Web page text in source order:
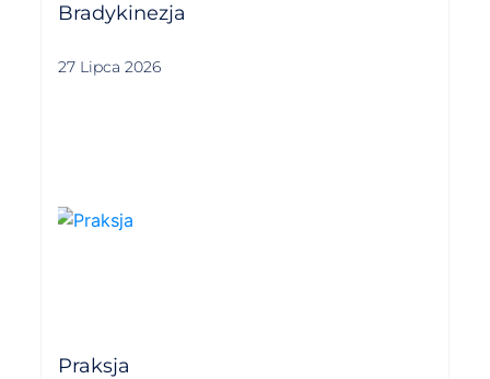
Bradykinezja
27 Lipca 2026
Praksja